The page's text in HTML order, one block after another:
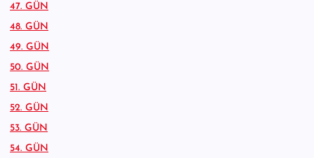
47. GÜN
48. GÜN
49. GÜN
50. GÜN
51. GÜN
52. GÜN
53. GÜN
54. GÜN